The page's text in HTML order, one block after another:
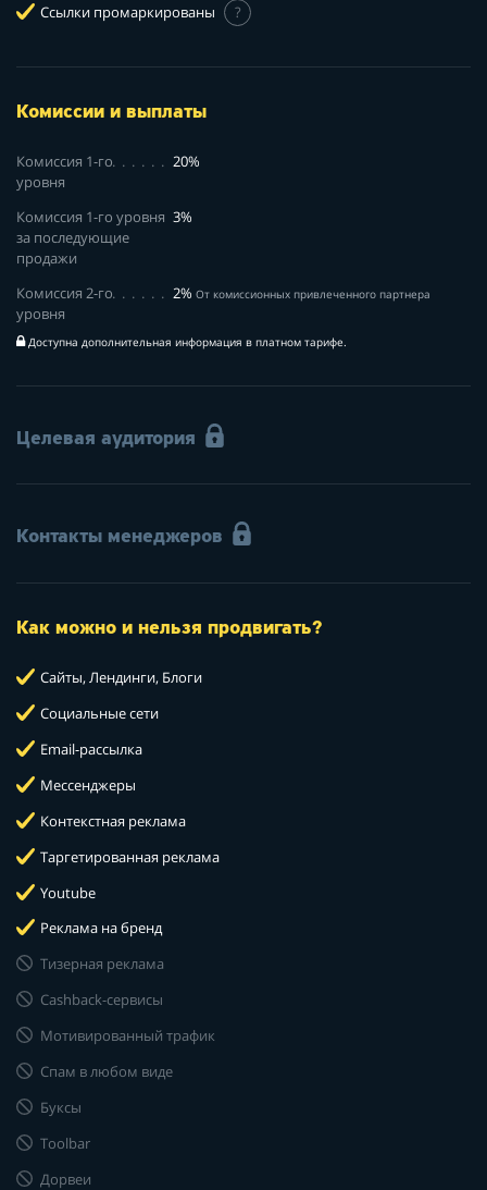
Ссылки промаркированы ?
Комиссии и выплаты
Комиссия 1-го
уровня
20%
Комиссия 1-го уровня
за последующие
продажи
3%
Комиссия 2-го
уровня
2%От комиссионных привлеченного партнера
Доступна дополнительная информация в платном тарифе.
Целевая аудитория
Контакты менеджеров
Как можно и нельзя продвигать?
Сайты, Лендинги, Блоги
Социальные сети
Email-рассылка
Мессенджеры
Контекстная реклама
Таргетированная реклама
Youtube
Реклама на бренд
Тизерная реклама
Cashback-сервисы
Мотивированный трафик
Спам в любом виде
Буксы
Toolbar
Дорвеи